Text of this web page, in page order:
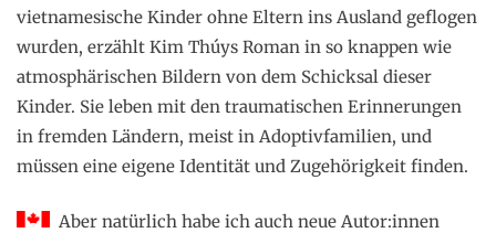
vietnamesische Kinder ohne Eltern ins Ausland geflogen
wurden, erzählt Kim Thúys Roman in so knappen wie
atmosphärischen Bildern von dem Schicksal dieser
Kinder. Sie leben mit den traumatischen Erinnerungen
in fremden Ländern, meist in Adoptivfamilien, und
müssen eine eigene Identität und Zugehörigkeit finden.
Aber natürlich habe ich auch neue Autor:innen